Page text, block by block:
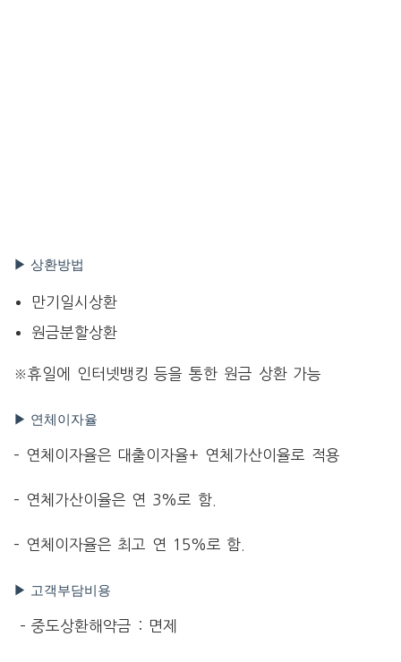
▶ 상환방법
만기일시상환
원금분할상환
※휴일에 인터넷뱅킹 등을 통한 원금 상환 가능
▶ 연체이자율
– 연체이자율은 대출이자율+ 연체가산이율로 적용
– 연체가산이율은 연 3%로 함.
– 연체이자율은 최고 연 15%로 함.
▶ 고객부담비용
– 중도상환해약금 : 면제